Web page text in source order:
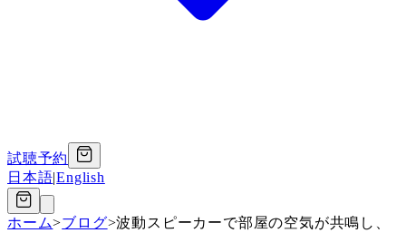
試聴予約
日本語|English
ホーム>ブログ>波動スピーカーで部屋の空気が共鳴し、